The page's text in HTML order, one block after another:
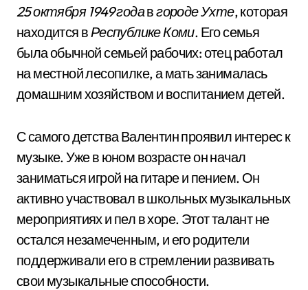
25 октября 1949 годавгороде Ухте, которая
находится вРеспублике Коми. Его семья
была обычной семьей рабочих: отец работал
на местной лесопилке, а мать занималась
домашним хозяйством и воспитанием детей.
С самого детства Валентин проявил интерес к
музыке. Уже в юном возрасте он начал
заниматься игрой на гитаре и пением. Он
активно участвовал в школьных музыкальных
мероприятиях и пел в хоре. Этот талант не
остался незамеченным, и его родители
поддерживали его в стремлении развивать
свои музыкальные способности.